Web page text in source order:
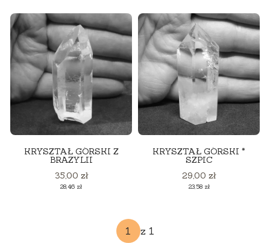
KRYSZTAŁ GÓRSKI Z
BRAZYLII
Cena
35,00 zł
Cena
28,46 zł
KRYSZTAŁ GÓRSKI *
SZPIC
Cena
29,00 zł
Cena
23,58 zł
z 1